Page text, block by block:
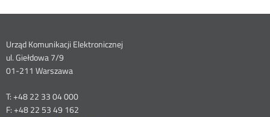
Dane
kontaktowe
Urząd Komunikacji Elektronicznej
ul. Giełdowa 7/9
01-211 Warszawa
T: +48 22 33 04 000
F: +48 22 53 49 162